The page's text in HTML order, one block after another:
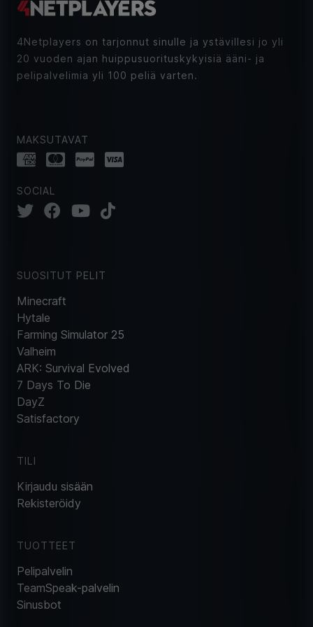
4Netplayers on tarjonnut sinulle ja ystävillesi jo yli
20 vuoden ajan huippusuorituskykyisiä ääni- ja
pelipalvelimia yli 100 peliä varten.
MAKSUTAVAT
SOCIAL
SUOSITUT PELIT
Minecraft
Hytale
Farming Simulator 25
Valheim
ARK: Survival Evolved
7 Days To Die
DayZ
Satisfactory
TILI
Kirjaudu sisään
Rekisteröidy
TUOTTEET
Pelipalvelin
TeamSpeak-palvelin
Sinusbot